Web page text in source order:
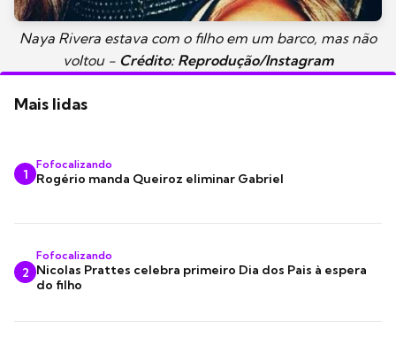
Naya Rivera estava com o filho em um barco, mas não
voltou - Crédito: Reprodução/Instagram
Mais lidas
1
Fofocalizando
Rogério manda Queiroz eliminar Gabriel
2
Fofocalizando
Nicolas Prattes celebra primeiro Dia dos Pais à espera
do filho